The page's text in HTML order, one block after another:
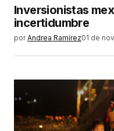
Inversionistas
incertidumbre
por Andrea Ramírez01 de